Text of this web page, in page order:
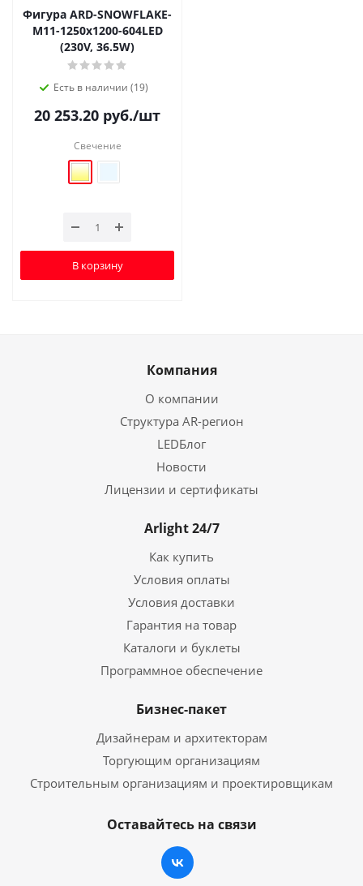
Фигура ARD-SNOWFLAKE-
M11-1250x1200-604LED
(230V, 36.5W)
Есть в наличии (19)
20 253.20 руб./шт
Свечение
В корзину
Компания
О компании
Структура AR-регион
LEDБлог
Новости
Лицензии и сертификаты
Arlight 24/7
Как купить
Условия оплаты
Условия доставки
Гарантия на товар
Каталоги и буклеты
Программное обеспечение
Бизнес-пакет
Дизайнерам и архитекторам
Торгующим организациям
Строительным организациям и проектировщикам
Оставайтесь на связи